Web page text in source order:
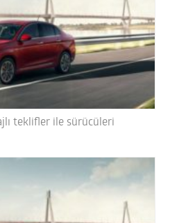
teklifler ile sürücüleri